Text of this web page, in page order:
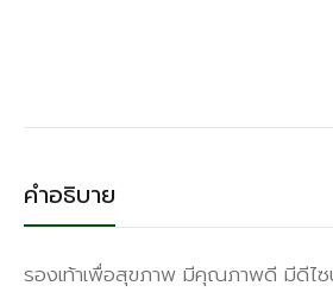
คำอธิบาย
รองเท้าเพื่อสุขภาพ มีคุณภาพดี มีดีไซ